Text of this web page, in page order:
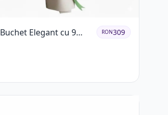
Buchet Elegant cu 9
RON309